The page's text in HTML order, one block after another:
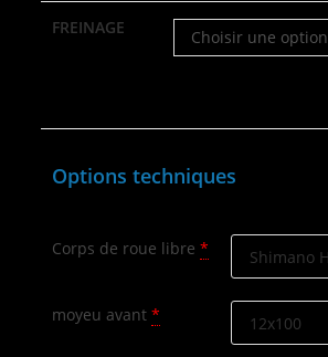
FREINAGE Choisir une option
Options techniques
Corps de roue libre *
moyeu avant *